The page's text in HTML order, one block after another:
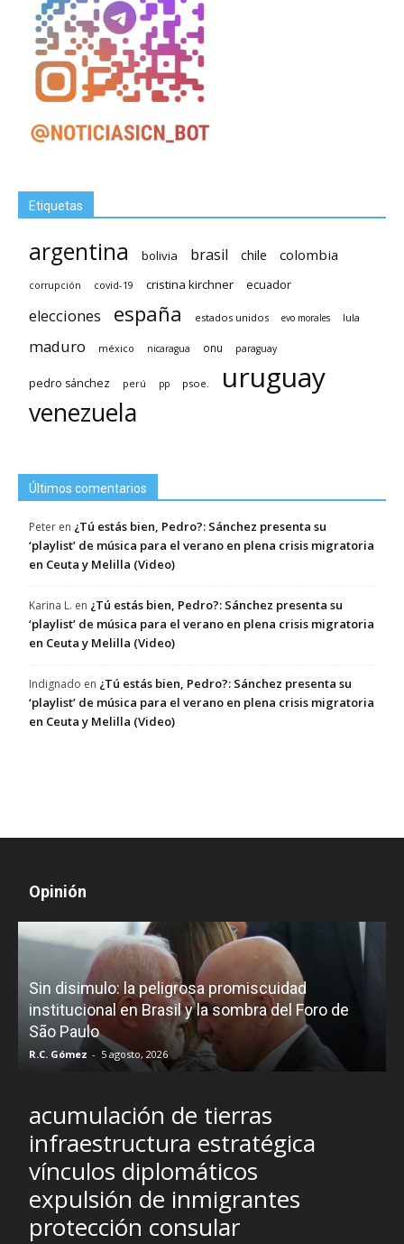
Etiquetas
argentina bolivia brasil chile colombia
corrupción covid-19 cristina kirchner ecuador
elecciones españa estados unidos evo morales lula
maduro méxico nicaragua onu paraguay
pedro sánchez perú pp psoe. uruguay
venezuela
Últimos comentarios
Peter en ¿Tú estás bien, Pedro?: Sánchez presenta su
‘playlist’ de música para el verano en plena crisis migratoria
en Ceuta y Melilla (Video)
Karina L. en ¿Tú estás bien, Pedro?: Sánchez presenta su
‘playlist’ de música para el verano en plena crisis migratoria
en Ceuta y Melilla (Video)
Indignado en ¿Tú estás bien, Pedro?: Sánchez presenta su
‘playlist’ de música para el verano en plena crisis migratoria
en Ceuta y Melilla (Video)
Opinión
Sin disimulo: la peligrosa promiscuidad
institucional en Brasil y la sombra del Foro de
São Paulo
R.C. Gómez - 5 agosto, 2026
acumulación de tierras
infraestructura estratégica
vínculos diplomáticos
expulsión de inmigrantes
protección consular